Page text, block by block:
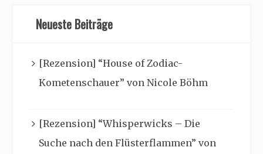
Neueste Beiträge
[Rezension] “House of Zodiac-
Kometenschauer” von Nicole Böhm
[Rezension] “Whisperwicks – Die
Suche nach den Flüsterflammen” von